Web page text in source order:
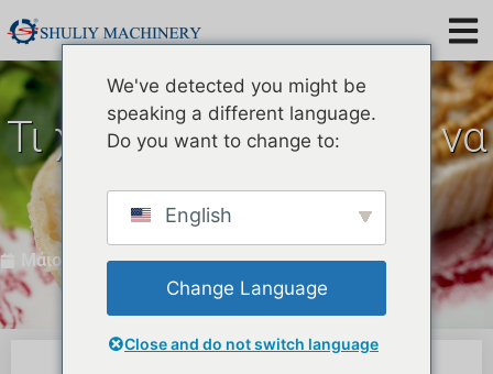
Τι χρησιμοποιείτε για να
κοσκινίσετε τους
αλευροσκούληκες;
Μάιος 23, 2024
We've detected you might be
speaking a different language.
Do you want to change to:
English
Change Language
Close and do not switch language